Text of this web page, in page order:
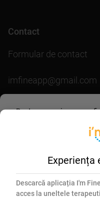
Pentru scopuri precum
navigării pe acest site
permiți colectarea de
Esențiale
Experiența
Descarcă aplicația I'm
acces la uneltele
Contact
Formular de contact
imfineapp@gmail.com